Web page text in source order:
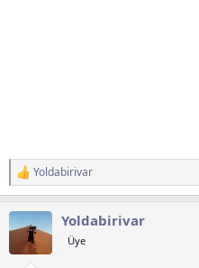
T
e
k
i
Yoldabirivar
Yoldabirivar
Üye